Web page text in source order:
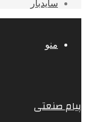
سایدبار
منو
پیام صنعتی